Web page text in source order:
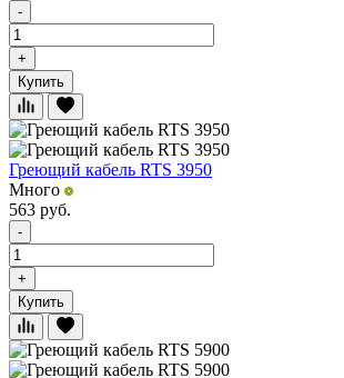
-
+
Купить
Греющий кабель RTS 3950
Много
563 руб.
-
+
Купить